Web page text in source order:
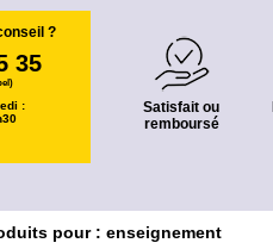
?
35
:
Satisfait ou
remboursé
pour : enseignement